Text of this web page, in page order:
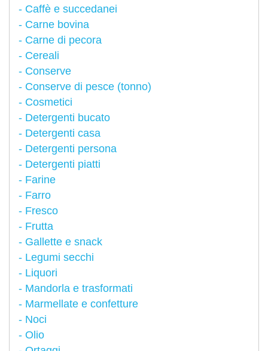
Caffè e succedanei
Carne bovina
Carne di pecora
Cereali
Conserve
Conserve di pesce (tonno)
Cosmetici
Detergenti bucato
Detergenti casa
Detergenti persona
Detergenti piatti
Farine
Farro
Fresco
Frutta
Gallette e snack
Legumi secchi
Liquori
Mandorla e trasformati
Marmellate e confetture
Noci
Olio